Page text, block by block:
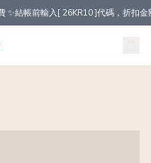
結帳前輸入[ 26KR10 ]代碼，折扣金